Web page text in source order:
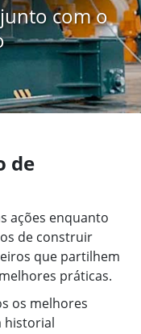
com o
de
ações enquanto
de construir
que partilhem
práticas.
os melhores
historial